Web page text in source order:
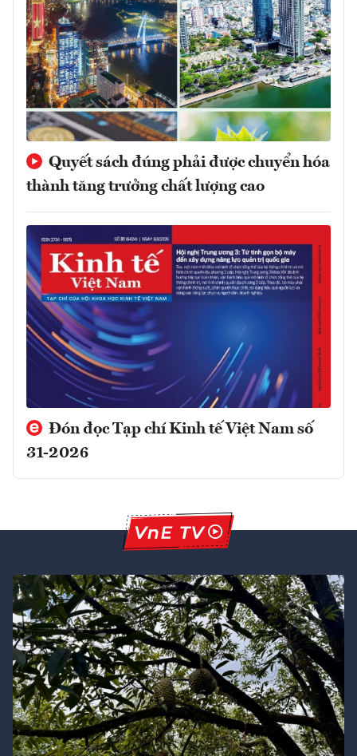
Quyết sách đúng phải được chuyển hóa
thành tăng trưởng chất lượng cao
Đón đọc Tạp chí Kinh tế Việt Nam số
31-2026